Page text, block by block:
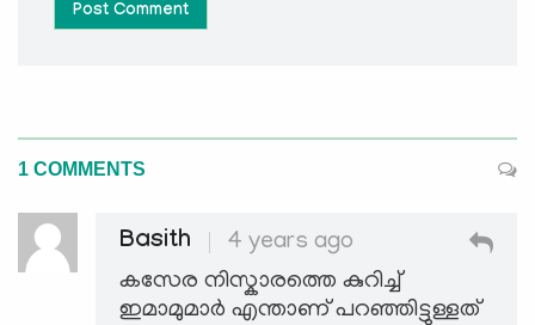
Post Comment
1 COMMENTS
Basith
4 years ago
കസേര നിസ്കാരത്തെ കുറിച്ച്
ഇമാമുമാർ എന്താണ് പറഞ്ഞിട്ടുള്ളത്